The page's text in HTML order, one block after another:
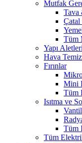
Mutfak
Tava
Çatal
Tüm
Yapı Aletleri
Hava
Fırınlar
Mini
Tüm
Isıtma ve
Tüm
Tüm